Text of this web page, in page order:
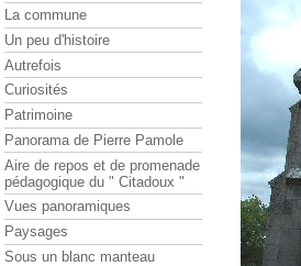
La commune
Un peu d'histoire
Autrefois
Curiosités
Patrimoine
Panorama de Pierre Pamole
Aire de repos et de promenade
pédagogique du " Citadoux "
Vues panoramiques
Paysages
Sous un blanc manteau